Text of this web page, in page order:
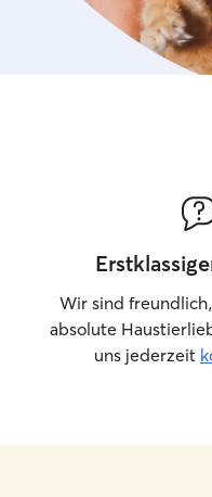
Wir sind
absolute
uns jederzeit